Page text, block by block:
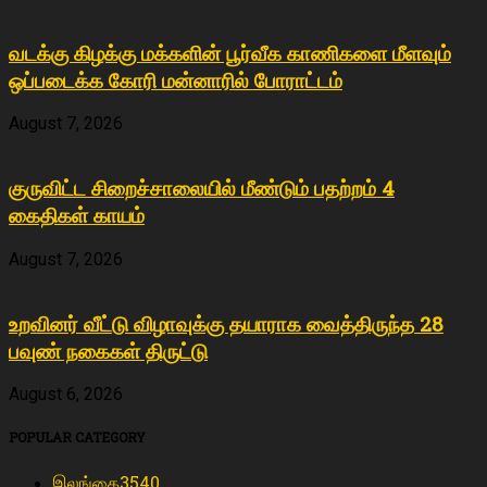
வடக்கு கிழக்கு மக்களின் பூர்வீக காணிகளை மீளவும்
ஒப்படைக்க கோரி மன்னாரில் போராட்டம்
August 7, 2026
குருவிட்ட சிறைச்சாலையில் மீண்டும் பதற்றம் 4
கைதிகள் காயம்
August 7, 2026
உறவினர் வீட்டு விழாவுக்கு தயாராக வைத்திருந்த 28
பவுண் நகைகள் திருட்டு
August 6, 2026
POPULAR CATEGORY
இலங்கை3540